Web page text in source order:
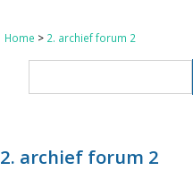
Home > 2. archief forum 2
2. archief forum 2